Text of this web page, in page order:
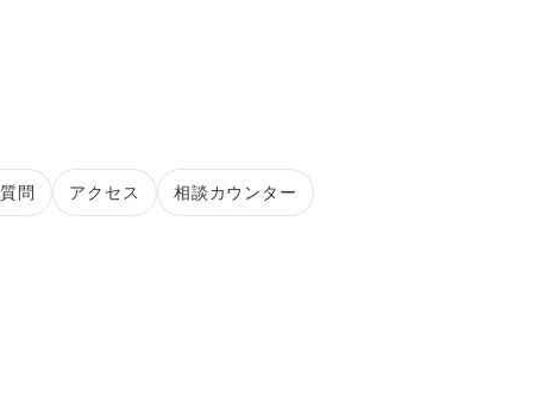
問 アクセス 相談カウンター